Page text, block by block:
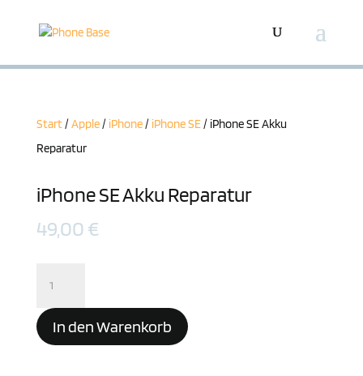
Start/Apple/ iPhone/ iPhone SE/ iPhone SE Akku
Reparatur
iPhone SE Akku Reparatur
49,00€
Akku
Reparatur
In den Warenkorb